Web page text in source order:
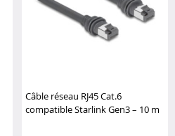
Câble réseau RJ45 Cat.6
compatible Starlink Gen3 – 10 m